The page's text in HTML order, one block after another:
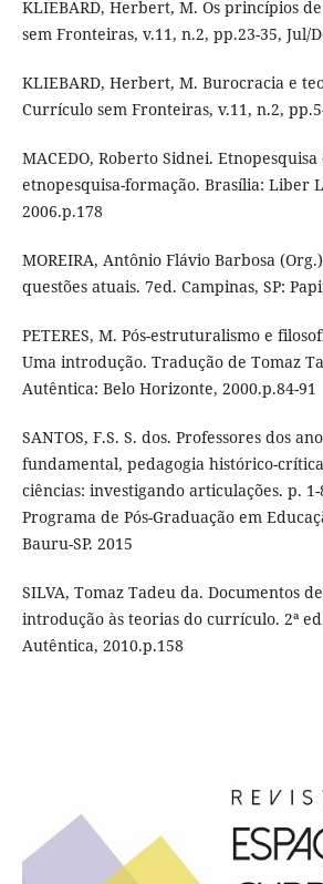
KLIEBARD, Herbert, M. Os princípios
sem Fronteiras, v.11, n.2, pp.23-35, Jul/
KLIEBARD, Herbert, M. Burocracia e
Currículo sem Fronteiras, v.11, n.2,
MACEDO, Roberto Sidnei.
etnopesquisa-formação. Brasília: Liber
2006.p.178
MOREIRA, Antônio Flávio Barbosa
questões atuais. 7ed. Campinas, SP:
PETERES, M. Pós-estruturalismo e
Uma introdução. Tradução de Tomaz
Autêntica: Belo Horizonte, 2000.p.84-91
SANTOS, F.S. S. dos. Professores dos
fundamental, pedagogia histórico-
ciências: investigando articulações. p. 1-
Programa de Pós-Graduação em
Bauru-SP. 2015
SILVA, Tomaz Tadeu da. Documentos
introdução às teorias do currículo. 2ª
Autêntica, 2010.p.158